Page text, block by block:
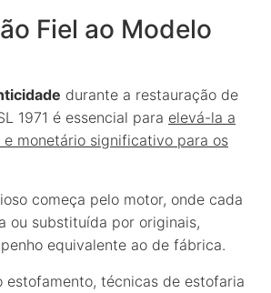
Fiel ao Modelo
durante a restauração de
1971 é essencial para elevá-la a
monetário significativo para os
começa pelo motor, onde cada
ou substituída por originais,
equivalente ao de fábrica.
estofamento, técnicas de estofaria